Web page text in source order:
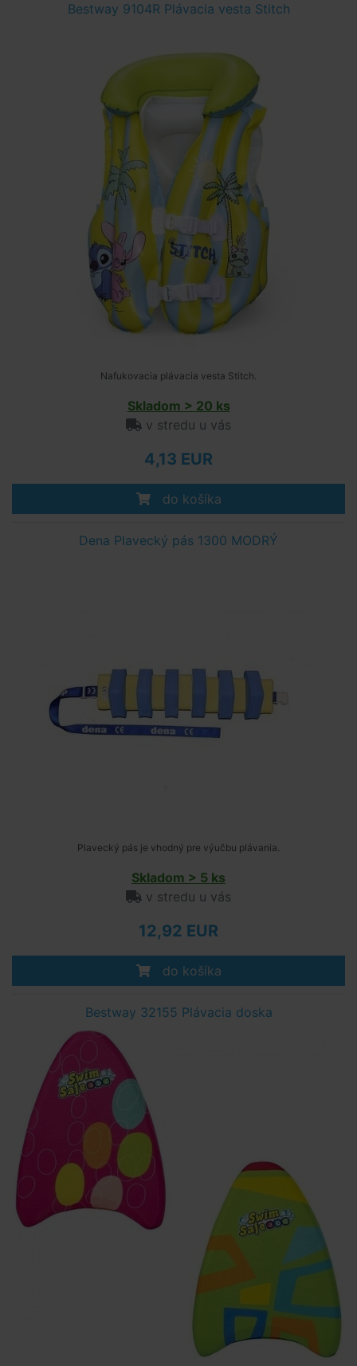
Bestway 9104R Plávacia vesta Stitch
Nafukovacia plávacia vesta Stitch.
Skladom > 20 ks
v stredu u vás
4,13 EUR
do košíka
Dena Plavecký pás 1300 MODRÝ
Plavecký pás je vhodný pre výučbu plávania.
Skladom > 5 ks
v stredu u vás
12,92 EUR
do košíka
Bestway 32155 Plávacia doska